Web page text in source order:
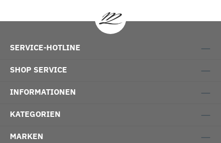
SERVICE-HOTLINE
SHOP SERVICE
INFORMATIONEN
KATEGORIEN
MARKEN